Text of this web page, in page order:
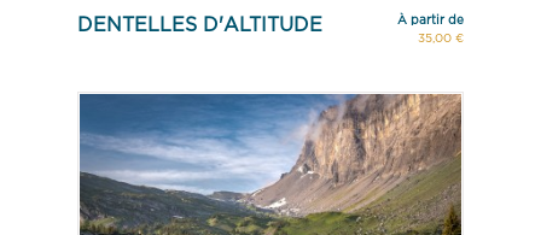
DENTELLES D'ALTITUDE
À partir de
35,00 €